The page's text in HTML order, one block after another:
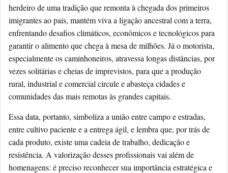
herdeiro de uma tradição que remonta à chegada dos primeiros
imigrantes ao país, mantém viva a ligação ancestral com a terra,
enfrentando desafios climáticos, econômicos e tecnológicos para
garantir o alimento que chega à mesa de milhões. Já o motorista,
especialmente os caminhoneiros, atravessa longas distâncias, por
vezes solitárias e cheias de imprevistos, para que a produção
rural, industrial e comercial circule e abasteça cidades e
comunidades das mais remotas às grandes capitais.
Essa data, portanto, simboliza a união entre campo e estradas,
entre cultivo paciente e a entrega ágil, e lembra que, por trás de
cada produto, existe uma cadeia de trabalho, dedicação e
resistência. A valorização desses profissionais vai além de
homenagens: é preciso reconhecer sua importância estratégica e